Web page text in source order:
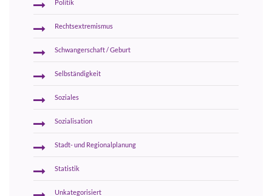
Politik
Rechtsextremismus
Schwangerschaft / Geburt
Selbständigkeit
Soziales
Sozialisation
Stadt- und Regionalplanung
Statistik
Unkategorisiert